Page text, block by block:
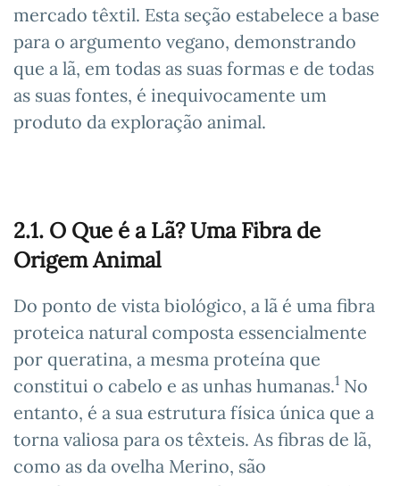
mercado têxtil. Esta seção estabelece a base
para o argumento vegano, demonstrando
que a lã, em todas as suas formas e de todas
as suas fontes, é inequivocamente um
produto da exploração animal.
2.1. O Que é a Lã? Uma Fibra de
Origem Animal
Do ponto de vista biológico, a lã é uma fibra
proteica natural composta essencialmente
por queratina, a mesma proteína que
constitui o cabelo e as unhas humanas.1 No
entanto, é a sua estrutura física única que a
torna valiosa para os têxteis. As fibras de lã,
como as da ovelha Merino, são